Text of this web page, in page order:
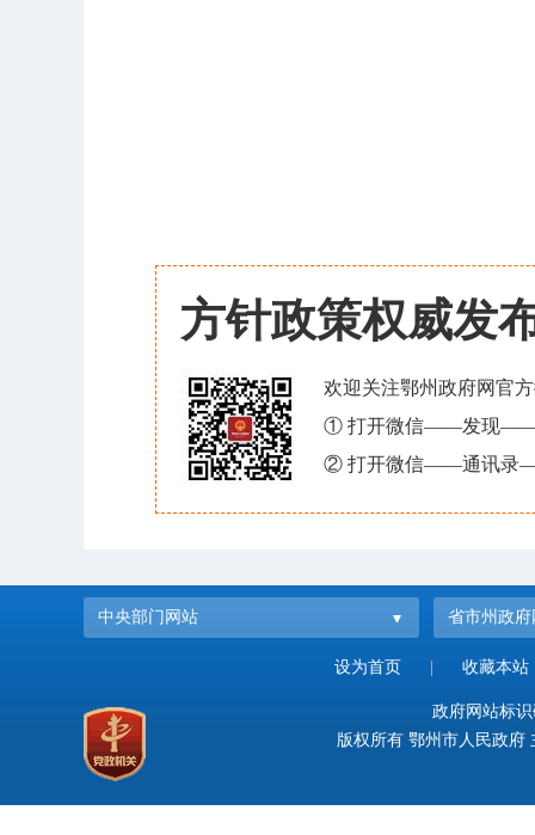
方针政策权威发
欢迎关注鄂州政府网官
① 打开微信——发现——
② 打开微信——通讯录
中央部门网站 省市州政府
设为首页 收藏本站
政府网站标
版权所有 鄂州市人民政府